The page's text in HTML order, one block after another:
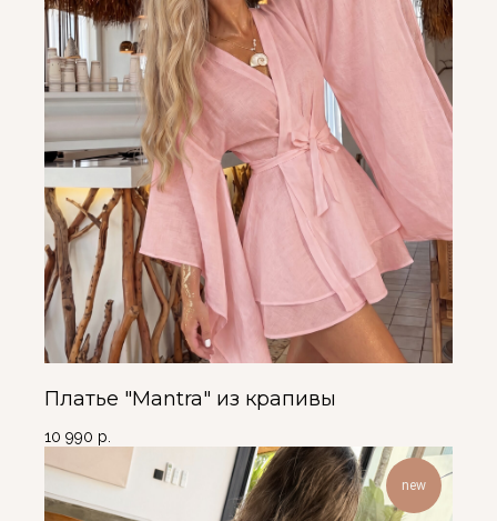
Платье "Mantra" из крапивы
10 990 р.
new